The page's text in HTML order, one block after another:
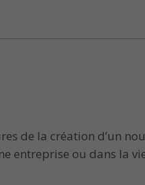
de la création d’un
entreprise ou dans la